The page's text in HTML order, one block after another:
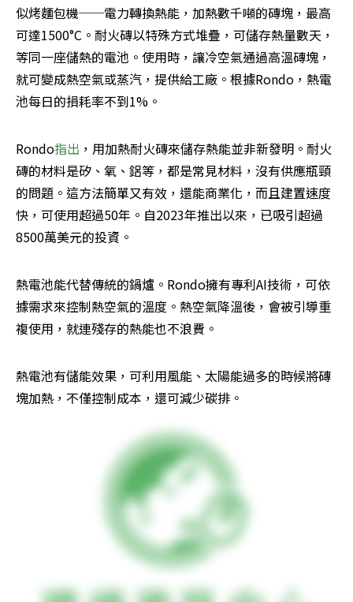
似烤麵包機──電力轉換熱能，加熱數千噸的磚塊，最高
可達1500°C。耐火磚以特殊方式堆疊，可儲存熱量數天，
等同一座儲熱的電池。使用時，讓冷空氣通過高溫磚塊，
就可變成熱空氣或蒸汽，提供給工廠。根據Rondo，熱電
池每日的損耗率不到1%。
Rondo指出 ，用加熱耐火磚來儲存熱能並非新發明。耐火
磚的材料是矽、氧、鋁等，都是常見材料，沒有供應瓶頸
的問題。這方法簡單又有效，還能商業化，而且建置速度
快，可使用超過50年。自2023年推出以來，已吸引超過
8500萬美元的投資。
熱電池能代替傳統的鍋爐。Rondo擁有專利AI技術，可依
據需求來控制熱空氣的溫度。熱空氣降溫後，會被引導重
複使用，就連殘存的熱能也不浪費。
熱電池有儲能效果，可利用風能、太陽能過多的時候將磚
塊加熱，不僅控制成本，還可減少碳排。